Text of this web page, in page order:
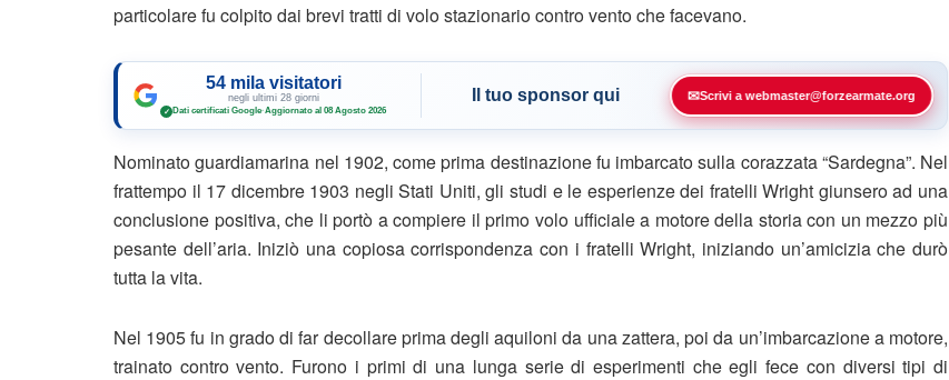
particolare fu colpito dai brevi tratti di volo stazionario contro vento che facevano.
54 mila visitatori
negli ultimi 28 giorni
✓ Dati certificati Google·Aggiornato al 08 Agosto 2026
Il tuo sponsor qui ✉Scrivi a webmaster@forzearmate.org
Nominato guardiamarina nel 1902, come prima destinazione fu imbarcato sulla corazzata “Sardegna”. Nel
frattempo il 17 dicembre 1903 negli Stati Uniti, gli studi e le esperienze dei fratelli Wright giunsero ad una
conclusione positiva, che li portò a compiere il primo volo ufficiale a motore della storia con un mezzo più
pesante dell’aria. Iniziò una copiosa corrispondenza con i fratelli Wright, iniziando un’amicizia che durò
tutta la vita.
Nel 1905 fu in grado di far decollare prima degli aquiloni da una zattera, poi da un’imbarcazione a motore,
trainato contro vento. Furono i primi di una lunga serie di esperimenti che egli fece con diversi tipi di